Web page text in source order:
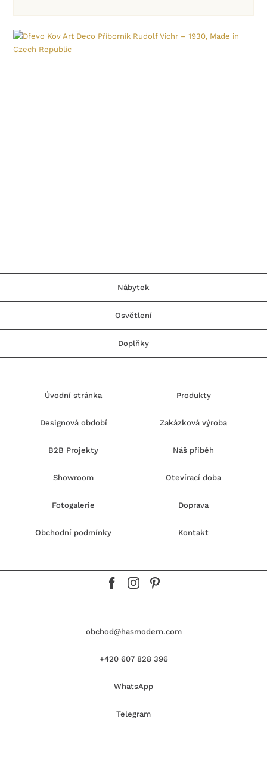
Nábytek
Osvětlení
Doplňky
Úvodní stránka Produkty
Designová období Zakázková výroba
B2B Projekty Náš příběh
Showroom Otevírací doba
Fotogalerie Doprava
Obchodní podmínky Kontakt
obchod@hasmodern.com
+420 607 828 396
WhatsApp
Telegram